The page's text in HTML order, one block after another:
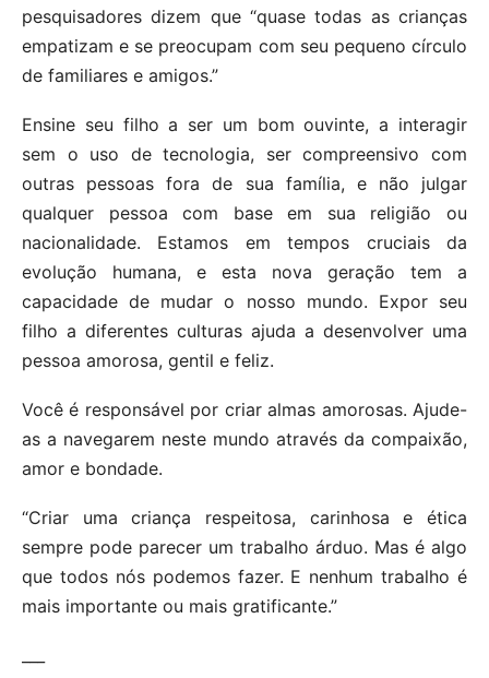
pesquisadores dizem que “quase todas as crianças
empatizam e se preocupam com seu pequeno círculo
de familiares e amigos.”
Ensine seu filho a ser um bom ouvinte, a interagir
sem o uso de tecnologia, ser compreensivo com
outras pessoas fora de sua família, e não julgar
qualquer pessoa com base em sua religião ou
nacionalidade. Estamos em tempos cruciais da
evolução humana, e esta nova geração tem a
capacidade de mudar o nosso mundo. Expor seu
filho a diferentes culturas ajuda a desenvolver uma
pessoa amorosa, gentil e feliz.
Você é responsável por criar almas amorosas. Ajude-
as a navegarem neste mundo através da compaixão,
amor e bondade.
“Criar uma criança respeitosa, carinhosa e ética
sempre pode parecer um trabalho árduo. Mas é algo
que todos nós podemos fazer. E nenhum trabalho é
mais importante ou mais gratificante.”